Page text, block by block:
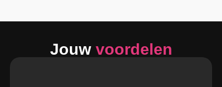
Jouw voordelen